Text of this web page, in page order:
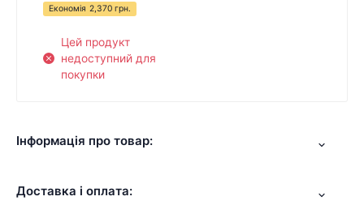
Економія 2,370 грн.
Цей продукт
недоступний для
покупки
Інформація про товар:
Доставка і оплата: